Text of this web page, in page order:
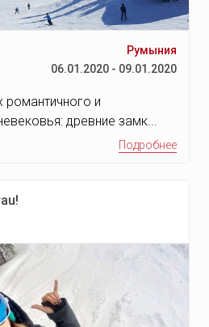
Румыния
06.01.2020 - 09.01.2020
романтичного и
древние замк...
Подробнее